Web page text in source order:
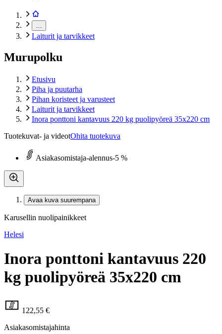
Laiturit ja tarvikkeet
Murupolku
Etusivu
Piha ja puutarha
Pihan koristeet ja varusteet
Laiturit ja tarvikkeet
Inora ponttoni kantavuus 220 kg puolipyöreä 35x220 cm
Tuotekuvat- ja videotOhita tuotekuva
Asiakasomistaja-alennus-5 %
Avaa kuva suurempana
Karusellin nuolipainikkeet
Helesi
Inora ponttoni kantavuus 220
kg puolipyöreä 35x220 cm
122,55 €
Asiakasomistajahinta